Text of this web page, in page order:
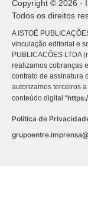
Copyright © 2026 -
Todos os direitos
A ISTOÉ
vinculação editorial e
PUBLICACÕES LTDA
realizamos cobranças
contrato de assinatura
autorizamos terceiros
conteúdo digital “
Política de